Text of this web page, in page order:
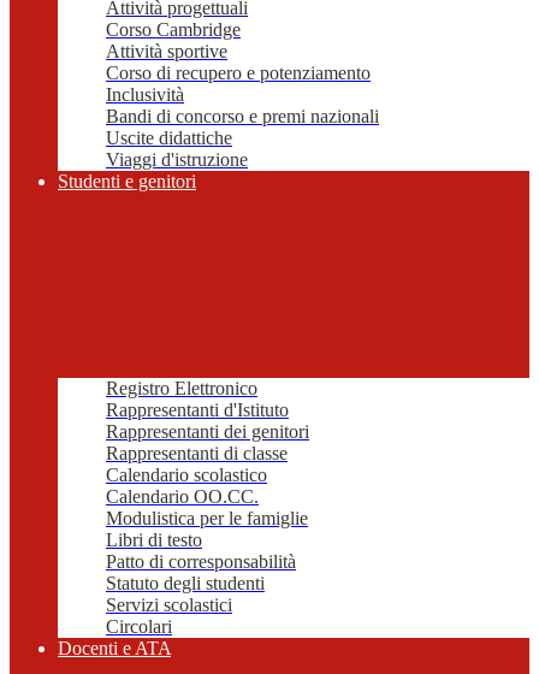
Attività progettuali
Corso Cambridge
Attività sportive
Corso di recupero e potenziamento
Inclusività
Bandi di concorso e premi nazionali
Uscite didattiche
Viaggi d'istruzione
Studenti e genitori
Registro Elettronico
Rappresentanti d'Istituto
Rappresentanti dei genitori
Rappresentanti di classe
Calendario scolastico
Calendario OO.CC.
Modulistica per le famiglie
Libri di testo
Patto di corresponsabilità
Statuto degli studenti
Servizi scolastici
Circolari
Docenti e ATA